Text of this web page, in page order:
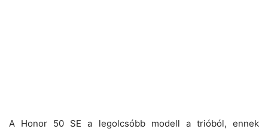
A Honor 50 SE a legolcsóbb modell a trióból, ennek